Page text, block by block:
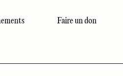
Faire un don